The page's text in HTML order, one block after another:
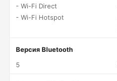
- Wi-Fi Direct
- Wi-Fi Hotspot
Версия Bluetooth
5